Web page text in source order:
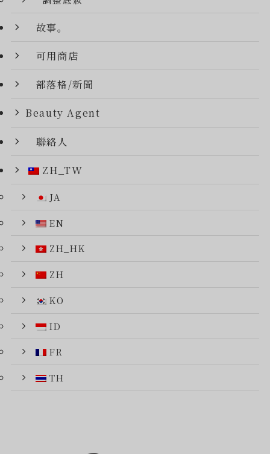
故事。
可用商店
部落格/新聞
Beauty Agent
聯絡人
ZH_TW
JA
EN
ZH_HK
ZH
KO
ID
FR
TH